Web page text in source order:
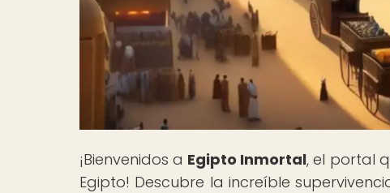
¡Bienvenidos a Egipto Inmortal, el portal
Egipto! Descubre la increíble